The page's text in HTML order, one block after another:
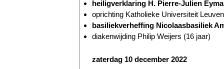
heiligverklaring H. Pierre-Julien
oprichting Katholieke Universiteit
basiliekverheffing Nicolaasbasiliek
diakenwijding Philip Weijers (16 jaar)
zaterdag 10 december 2022